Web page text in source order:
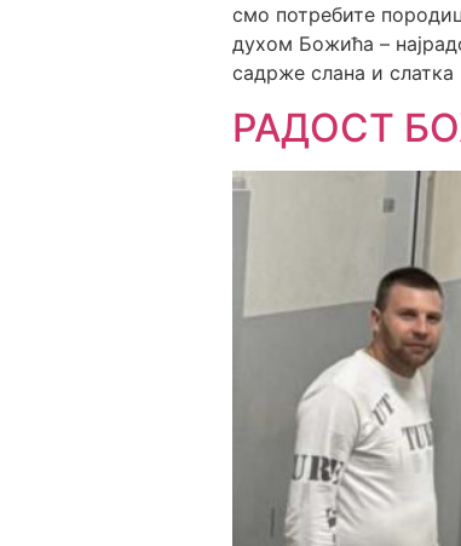
смо потребите
духом Божића –
садрже слана и
РАДОСТ